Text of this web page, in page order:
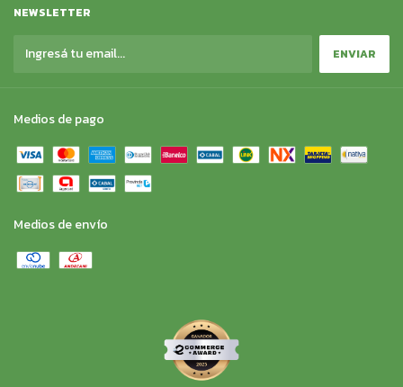
NEWSLETTER
Medios de pago
Medios de envío